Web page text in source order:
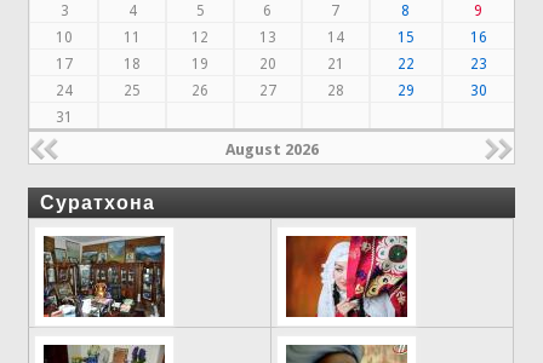
3
4 5 6 7 8
9
10
11 12 13 14 15
16
17
18 19 20 21 22
23
24
25 26 27 28 29
30
31
August 2026
Суратхона